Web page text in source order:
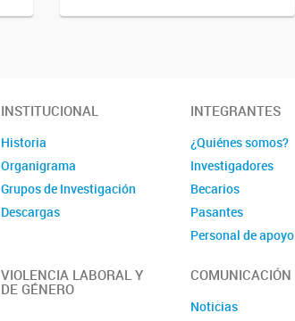
INSTITUCIONAL
Historia
Organigrama
Grupos de Investigación
Descargas
INTEGRANTES
¿Quiénes somos?
Investigadores
Becarios
Pasantes
Personal de apoyo
VIOLENCIA LABORAL Y
DE GÉNERO
COMUNICACIÓN
Noticias